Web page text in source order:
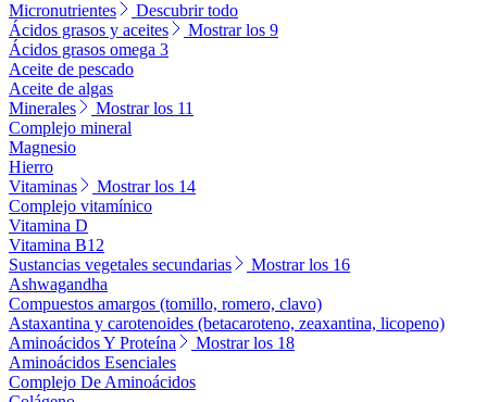
Micronutrientes
Descubrir todo
Ácidos grasos y aceites
Mostrar los 9
Ácidos grasos omega 3
Aceite de pescado
Aceite de algas
Minerales
Mostrar los 11
Complejo mineral
Magnesio
Hierro
Vitaminas
Mostrar los 14
Complejo vitamínico
Vitamina D
Vitamina B12
Sustancias vegetales secundarias
Mostrar los 16
Ashwagandha
Compuestos amargos (tomillo, romero, clavo)
Astaxantina y carotenoides (betacaroteno, zeaxantina, licopeno)
Aminoácidos Y Proteína
Mostrar los 18
Aminoácidos Esenciales
Complejo De Aminoácidos